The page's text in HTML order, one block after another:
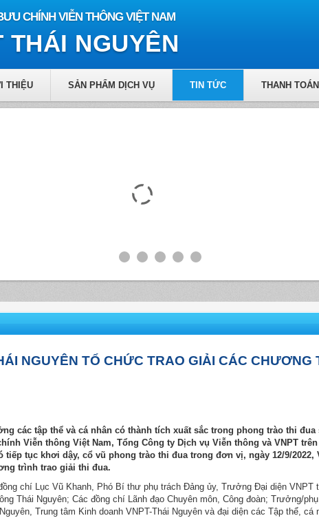
CHÍNH VIỄN THÔNG VIỆT NAM
THÁI NGUYÊN
THIỆU SẢN PHẨM DỊCH VỤ TIN TỨC THANH
NGUYÊN TỔ CHỨC TRAO GIẢI CÁC CHƯƠNG
các tập thể và cá nhân có thành tích xuất sắc trong phong trào thi đua
Viễn thông Việt Nam, Tổng Công ty Dịch vụ Viễn thông và VNPT
tiếp tục khơi dậy, cổ vũ phong trào thi đua trong đơn vị, ngày 12/9/2022,
trình trao giải thi đua.
chí Lục Vũ Khanh, Phó Bí thư phụ trách Đảng ủy, Trưởng Đại diện VNPT
Thái Nguyên; Các đồng chí Lãnh đạo Chuyên môn, Công đoàn; Trưởng/
Trung tâm Kinh doanh VNPT-Thái Nguyên và đại diện các Tập thể, cá